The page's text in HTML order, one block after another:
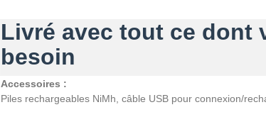
Livré avec tout ce dont
besoin
Accessoires :
Piles rechargeables NiMh, câble USB pour connexion/